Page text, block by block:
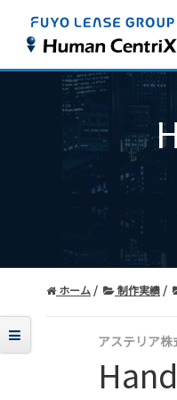
ホーム 制作実績
アステリア株